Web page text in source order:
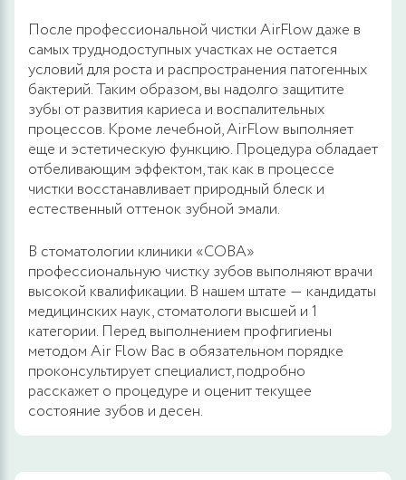
После профессиональной чистки AirFlow даже в
самых труднодоступных участках не остается
условий для роста и распространения патогенных
бактерий. Таким образом, вы надолго защитите
зубы от развития кариеса и воспалительных
процессов. Кроме лечебной, AirFlow выполняет
еще и эстетическую функцию. Процедура обладает
отбеливающим эффектом, так как в процессе
чистки восстанавливает природный блеск и
естественный оттенок зубной эмали.
В стоматологии клиники «СОВА»
профессиональную чистку зубов выполняют врачи
высокой квалификации. В нашем штате ― кандидаты
медицинских наук, стоматологи высшей и 1
категории. Перед выполнением профгигиены
методом Air Flow Вас в обязательном порядке
проконсультирует специалист, подробно
расскажет о процедуре и оценит текущее
состояние зубов и десен.